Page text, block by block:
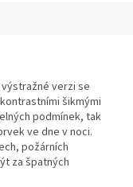
verzi se
šikmými
podmínek, tak
ve dne v noci.
požárních
za špatných